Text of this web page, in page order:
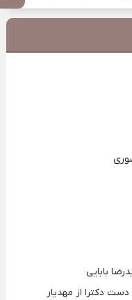
بابایی
دکترا از مهدیار